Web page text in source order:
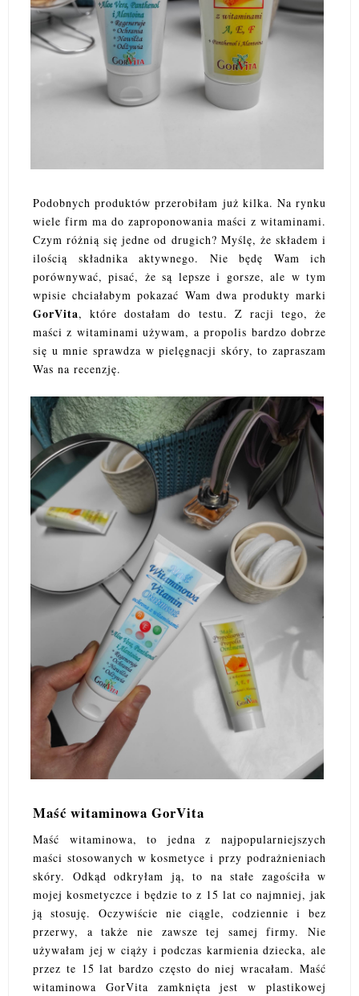
Podobnych produktów przerobiłam już kilka. Na rynku
wiele firm ma do zaproponowania maści z witaminami.
Czym różnią się jedne od drugich? Myślę, że składem i
ilością składnika aktywnego. Nie będę Wam ich
porównywać, pisać, że są lepsze i gorsze, ale w tym
wpisie chciałabym pokazać Wam dwa produkty marki
GorVita, które dostałam do testu. Z racji tego, że
maści z witaminami używam, a propolis bardzo dobrze
się u mnie sprawdza w pielęgnacji skóry, to zapraszam
Was na recenzję.
Maść witaminowa GorVita
Maść witaminowa, to jedna z najpopularniejszych
maści stosowanych w kosmetyce i przy podrażnieniach
skóry. Odkąd odkryłam ją, to na stałe zagościła w
mojej kosmetyczce i będzie to z 15 lat co najmniej, jak
ją stosuję. Oczywiście nie ciągle, codziennie i bez
przerwy, a także nie zawsze tej samej firmy. Nie
używałam jej w ciąży i podczas karmienia dziecka, ale
przez te 15 lat bardzo często do niej wracałam. Maść
witaminowa GorVita zamknięta jest w plastikowej